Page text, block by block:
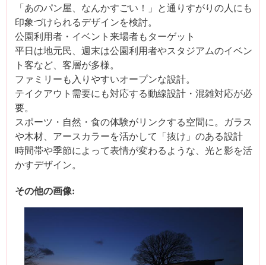
「あのパン屋、なんかすごい！」と通りすがりの人にも
印象づけられるデザインを検討。
公園利用者・イベント来場者もターゲット
平日は地元民、週末は公園利用者やスタジアムのイベン
ト客など、客層が多様。
ファミリーも入りやすいオープンな設計。
テイクアウト需要にも対応する動線設計・混雑対応が必
要。
スポーツ・自然・食の体験がリンクする空間に。ガラス
や木材、アースカラーを活かして「抜け」のある設計
時間帯や季節によって表情が変わるような、光と影を活
かすデザイン。
その他の画像: